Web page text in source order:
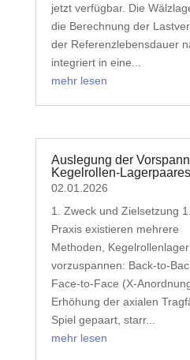
jetzt verfügbar. Die
die Berechnung der
der Referenzlebensdauer
integriert in eine...
mehr lesen
Auslegung der
Kegelrollen-Lagerpaares
02.01.2026
1. Zweck und Zielsetzung
Praxis existieren mehrere
Methoden,
vorzuspannen: Back-to-
Face-to-Face (X-
Erhöhung der axialen
Spiel gepaart, starr...
mehr lesen